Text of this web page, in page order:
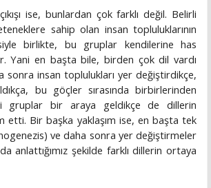
ise, bunlardan çok farklı değil. Belirli
sahip olan insan topluluklarının
birlikte, bu gruplar kendilerine has
Yani en başta bile, birden çok dil vardı
sonra insan toplulukları yer değiştirdikçe,
bu göçler sırasında birbirlerinden
gruplar bir araya geldikçe de dillerin
etti. Bir başka yaklaşım ise, en başta tek
ve daha sonra yer değiştirmeler
anlattığımız şekilde farklı dillerin ortaya